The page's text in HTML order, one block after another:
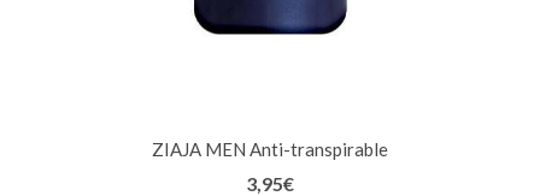
ZIAJA MEN Anti-transpirable
3,95€